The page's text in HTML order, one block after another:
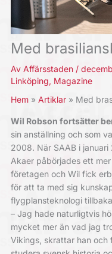
Med
Av Affärsstaden /
Linköping, Magazine
Hem
Artiklar Med
Wil Robson fortsätter
sin anställning och som
2008. När SAAB i
Akaer påbörjades ett
företagen och Wil fick
för att ta med sig
flygplansteknologi
– Jag hade naturligtvis
mycket mer än vad jag
Vikings, skrattar han